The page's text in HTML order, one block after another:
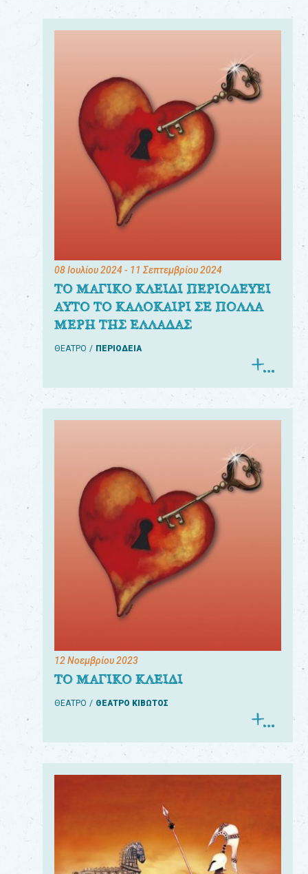
08 Ιουλίου 2024- 11 Σεπτεμβρίου 2024
ΤΟ ΜΑΓΙΚΟ ΚΛΕΙΔΙ ΠΕΡΙΟΔΕΥΕΙ
ΑΥΤΟ ΤΟ ΚΑΛΟΚΑΙΡΙ ΣΕ ΠΟΛΛΑ
ΜΕΡΗ ΤΗΣ ΕΛΛΑΔΑΣ
ΘΕΑΤΡΟ ΠΕΡΙΟΔΕΙΑ
12 Νοεμβρίου 2023
ΤΟ ΜΑΓΙΚΟ ΚΛΕΙΔΙ
ΘΕΑΤΡΟ ΘΕΑΤΡΟ ΚΙΒΩΤΟΣ